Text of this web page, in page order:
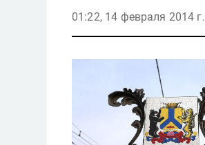
01:22, 14 февраля 2014 г.